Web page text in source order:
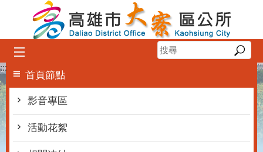
跳到主要內容區塊
:::
首頁節點
影音專區
活動花絮